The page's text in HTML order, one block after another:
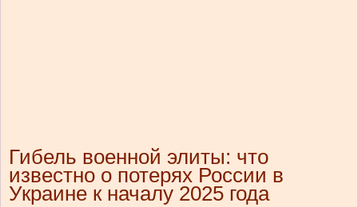
Гибель военной элиты: что
известно о потерях России в
Украине к началу 2025 года